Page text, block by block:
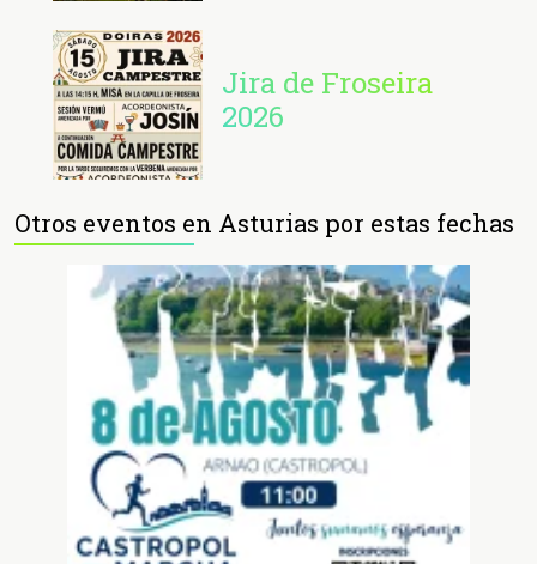
Jira de Froseira
2026
Otros eventos en Asturias por estas fechas